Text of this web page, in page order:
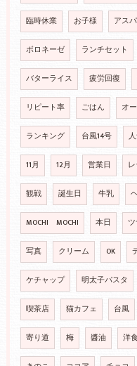
臨時休業 お子様 アス
ボロネーゼ ランチセット
バターライス 疲労回復
リピート率 ごはん オ
ランキング 台風14号
11月 12月 営業日
観戦 誕生日 牛乳
MOCHI MOCHI 本日
写真 クリーム OK
ケチャップ 明太子パスタ
喫茶店 猫カフェ 台風
寄り道 梅 醬油 洋